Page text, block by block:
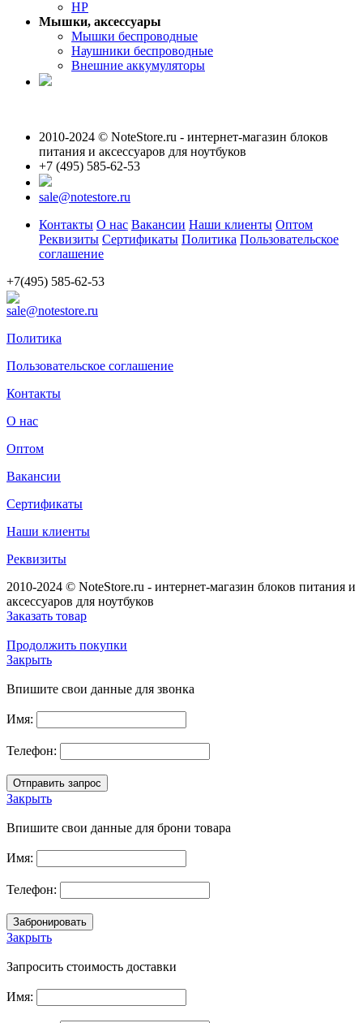
HP
Мышки, аксессуары
Мышки беспроводные
Наушники беспроводные
Внешние аккумуляторы
2010-2024 © NoteStore.ru - интернет-магазин блоков
питания и аксессуаров для ноутбуков
+7 (495) 585-62-53
sale@notestore.ru
Контакты О нас Вакансии Наши клиенты Оптом
Реквизиты Сертификаты Политика Пользовательское
соглашение
+7(495) 585-62-53
sale@notestore.ru
Политика
Пользовательское соглашение
Контакты
О нас
Оптом
Вакансии
Сертификаты
Наши клиенты
Реквизиты
2010-2024 © NoteStore.ru - интернет-магазин блоков питания и
аксессуаров для ноутбуков
Заказать товар
Продолжить покупки
Закрыть
Впишите свои данные для звонка
Имя:
Телефон:
Закрыть
Впишите свои данные для брони товара
Имя:
Телефон:
Закрыть
Запросить стоимость доставки
Имя: